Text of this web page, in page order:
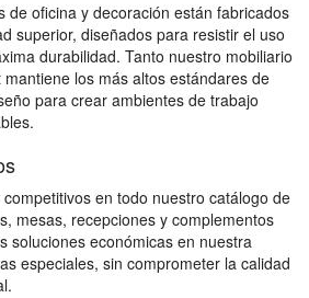
de oficina y decoración están fabricados
superior, diseñados para resistir el uso
durabilidad. Tanto nuestro mobiliario
los más altos estándares de
para crear ambientes de trabajo
en todo nuestro catálogo de
mesas, recepciones y complementos
soluciones económicas en nuestra
especiales, sin comprometer la calidad